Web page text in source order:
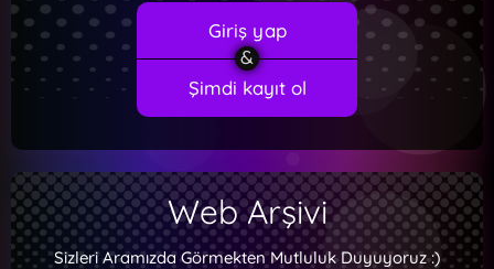
Giriş yap
Şimdi kayıt ol
Web Arşivi
Sizleri Aramızda Görmekten Mutluluk Duyuyoruz :)